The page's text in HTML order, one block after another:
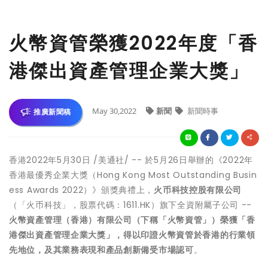
火幣資管榮獲2022年度「香
港傑出資產管理企業大獎」
推廣新聞稿 May 30,2022 新聞 新聞時事
香港2022年5月30日 /美通社/ -- 於5月26日舉辦的《2022年
香港最優秀企業大獎（Hong Kong Most Outstanding Busin
ess Awards 2022）》頒獎典禮上，火币科技控股有限公司
（「火币科技」，股票代碼：1611.HK）旗下全資附屬子公司 --
火幣資產管理（香港）有限公司（下稱「火幣資管」）榮獲「香
港傑出資產管理企業大獎」，得以印證火幣資管於香港的行業領
先地位，及其業務表現和產品創新備受市場認可。